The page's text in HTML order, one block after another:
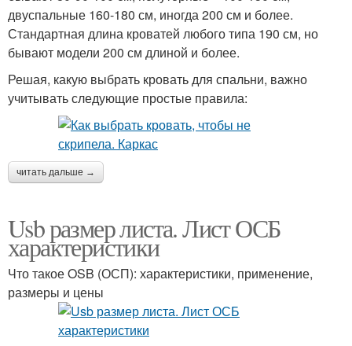
двуспальные 160-180 см, иногда 200 см и более.
Стандартная длина кроватей любого типа 190 см, но
бывают модели 200 см длиной и более.
Решая, какую выбрать кровать для спальни, важно
учитывать следующие простые правила:
читать дальше →
Usb размер листа. Лист ОСБ
характеристики
Что такое OSB (ОСП): характеристики, применение,
размеры и цены